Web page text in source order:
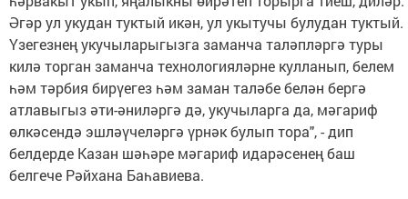
Әгәр ул укудан туктый икән, ул укытучы булудан туктый.
Үзегезнең укучыларыгызга заманча таләпләргә туры
килә торган заманча технологияләрне кулланып, белем
һәм тәрбия бирүегез һәм заман таләбе белән бергә
атлавыгыз әти-әниләргә дә, укучыларга да, мәгариф
өлкәсендә эшләүчеләргә үрнәк булып тора", - дип
белдерде Казан шәһәре мәгариф идарәсенең баш
белгече Рәйхана Баһавиева.